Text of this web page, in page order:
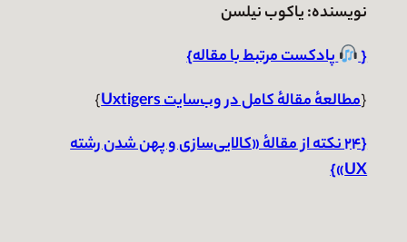
نویسنده:یاکوب نیلسن
{
پادکست مرتبط با مقاله}
{مطالعهٔ مقالهٔ کامل در وب‌سایت Uxtigers
}
{۲۴ نکته از مقالهٔ «کالایی‌سازی و پهن شدن رشته
UX»}